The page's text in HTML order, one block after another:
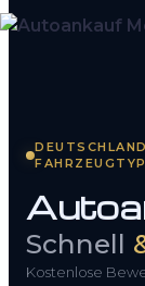
So
Kontakt
Schnell
Kostenlose